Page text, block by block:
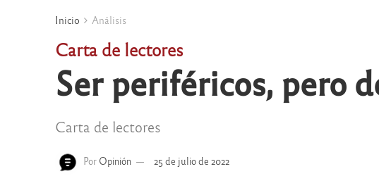
Inicio Análisis
Carta de lectores
Ser periféricos, pero
Carta de lectores
Por Opinión 25 de julio de 2022